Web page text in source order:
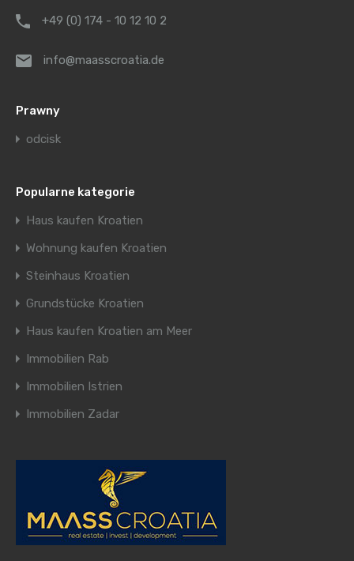
+49 (0) 174 - 10 12 10 2
info@maasscroatia.de
Prawny
odcisk
Popularne kategorie
Haus kaufen Kroatien
Wohnung kaufen Kroatien
Steinhaus Kroatien
Grundstücke Kroatien
Haus kaufen Kroatien am Meer
Immobilien Rab
Immobilien Istrien
Immobilien Zadar